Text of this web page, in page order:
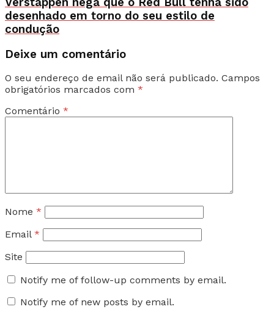
desenhado em torno do seu estilo de
condução
Deixe um comentário
O seu endereço de email não será publicado. Campos
obrigatórios marcados com *
Comentário *
Nome *
Email *
Site
Notify me of follow-up comments by email.
Notify me of new posts by email.